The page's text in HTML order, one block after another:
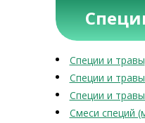
Специи и травы
Специи и
Специи и
Смеси специй